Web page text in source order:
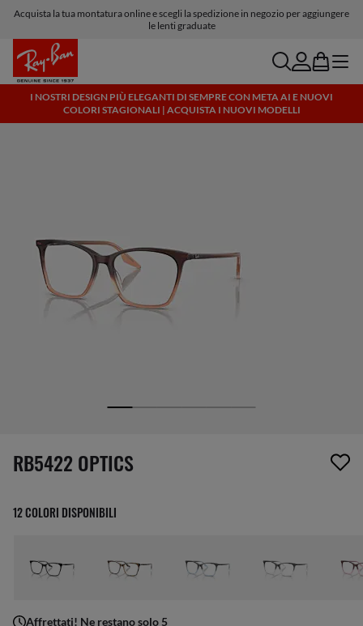
Acquista la tua montatura online e scegli la spedizione in negozio per aggiungere
le lenti graduate
searchaccount
bag menu
I NOSTRI DESIGN PIÙ ELEGANTI DI SEMPRE CON META AI E NUOVI
COLORI STAGIONALI | ACQUISTA I NUOVI MODELLI
1 articolo è stato aggiunto alla tua wishlist
RB5422 OPTICS
12 COLORI DISPONIBILI
Affrettati! Ne restano solo 5